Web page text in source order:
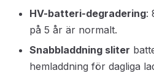
HV-batteri-degradering:
på 5 år är normalt.
Snabbladdning sliter
hemladdning för dagliga